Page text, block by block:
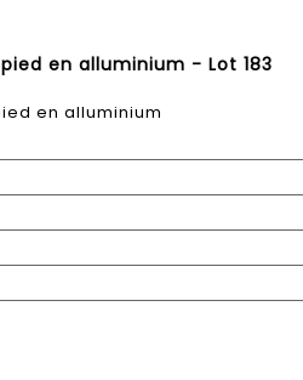
en alluminium - Lot 183
en alluminium